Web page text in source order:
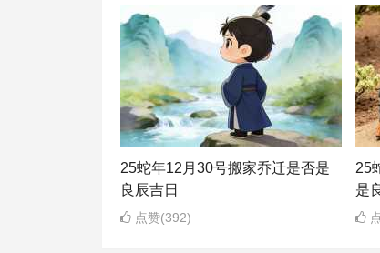
25蛇年12月30号搬家乔迁是否是
良辰吉日
点赞(392)
25
是